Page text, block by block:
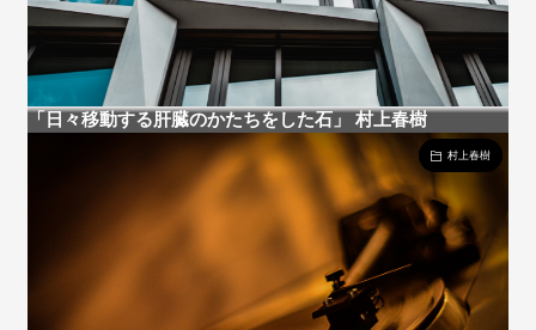
「日々移動する肝臓のかたちをした石」 村上春樹
村上春樹